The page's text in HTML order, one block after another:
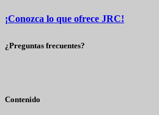
¡Conozca lo que ofrece JRC!
¿Preguntas frecuentes?
Contenido